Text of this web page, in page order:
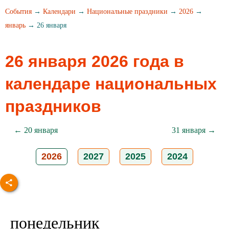
События → Календари → Национальные праздники → 2026 →
январь → 26 января
26 января 2026 года в
календаре национальных
праздников
← 20 января 31 января →
2026 2027 2025 2024
понедельник